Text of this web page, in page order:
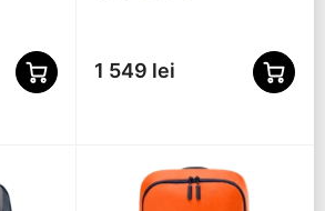
1 549 lei